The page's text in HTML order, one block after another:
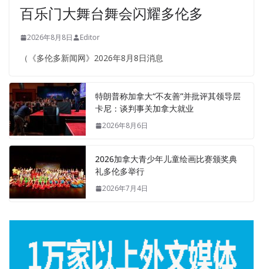
百乐门大舞台舞会闪耀多伦多
2026年8月8日 Editor
（《多伦多新闻网》2026年8月8日消息
特朗普称加拿大“不友善”并批评其领导层
卡尼：谈判事关加拿大就业
2026年8月6日
2026加拿大青少年儿童绘画比赛颁奖典
礼多伦多举行
2026年7月4日